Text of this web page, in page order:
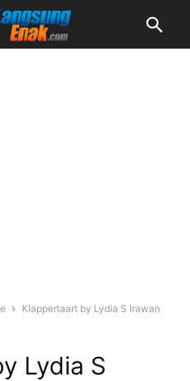
Klappertaart by Lydia S Irawan
Lydia S